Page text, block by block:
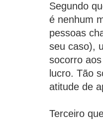
Segundo
é nenhum
pessoas
seu caso),
socorro
lucro. Tão
atitude de
Terceiro